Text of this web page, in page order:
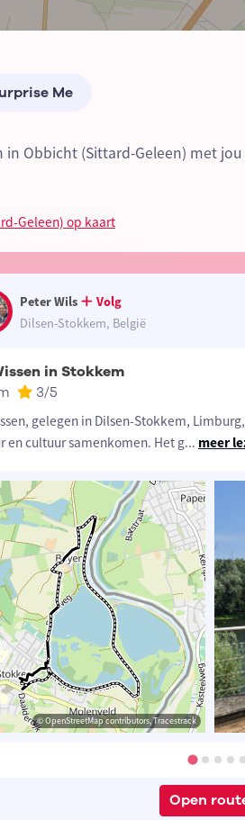
Me
Obbicht (Sittard-Geleen) met jou
Geleen) op kaart
© Eddy & Rita
Peter Wils
Volg
Dilsen-Stokkem, België
in Stokkem
3/5
gelegen in Dilsen-Stokkem,
en cultuur samenkomen. Het g... meer
© OpenStreetMap contributors, Tracestrack
Open